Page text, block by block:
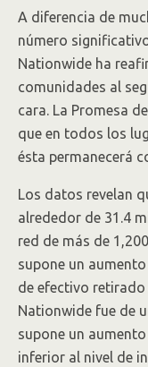
A diferencia de
número
Nationwide ha
comunidades al
cara. La Promesa
que en todos los
ésta permanecerá
Los datos revelan
alrededor de 31.4
red de más de
supone un
de efectivo
Nationwide fue de
supone un
inferior al nivel de